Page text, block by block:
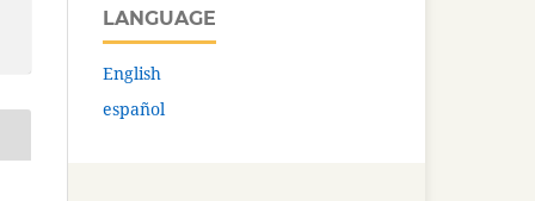
LANGUAGE
English
español